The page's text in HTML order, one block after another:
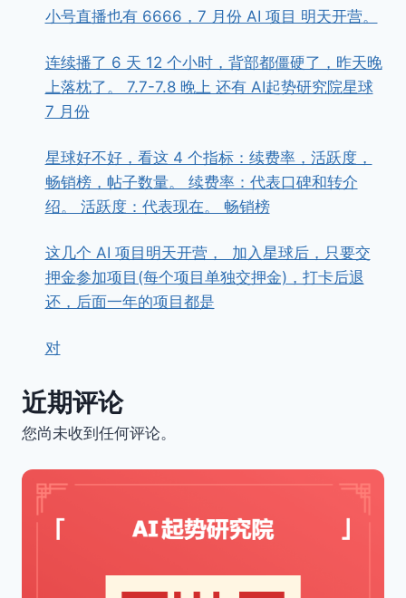
小号直播也有 6666，7 月份 AI 项目 明天开营。
连续播了 6 天 12 个小时，背部都僵硬了，昨天晚
上落枕了。 7.7-7.8 晚上 还有 AI起势研究院星球
7 月份
星球好不好，看这 4 个指标：续费率，活跃度，
畅销榜，帖子数量。 续费率：代表口碑和转介
绍。 活跃度：代表现在。 畅销榜
这几个 AI 项目明天开营， ​ ​加入星球后，只要交
押金参加项目(每个项目单独交押金)，打卡后退
还，后面一年的项目都是
对
近期评论
您尚未收到任何评论。